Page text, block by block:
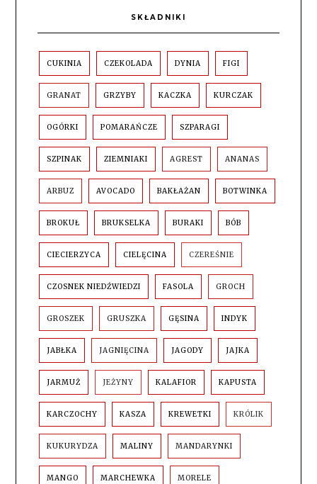
SKŁADNIKI
CUKINIA CZEKOLADA DYNIA FIGI
GRANAT GRZYBY KACZKA KURCZAK
OGÓRKI POMARAŃCZE SZPARAGI
SZPINAK ZIEMNIAKI AGREST ANANAS
ARBUZ AVOCADO BAKŁAŻAN BOTWINKA
BROKUŁ BRUKSELKA BURAKI BÓB
CIECIERZYCA CIELĘCINA CZEREŚNIE
CZOSNEK NIEDŹWIEDZI FASOLA GROCH
GROSZEK GRUSZKA GĘSINA INDYK
JABŁKA JAGNIĘCINA JAGODY JAJKA
JARMUŻ JEŻYNY KALAFIOR KAPUSTA
KARCZOCHY KASZA KREWETKI KRÓLIK
KUKURYDZA MALINY MANDARYNKI
MANGO MARCHEWKA MORELE